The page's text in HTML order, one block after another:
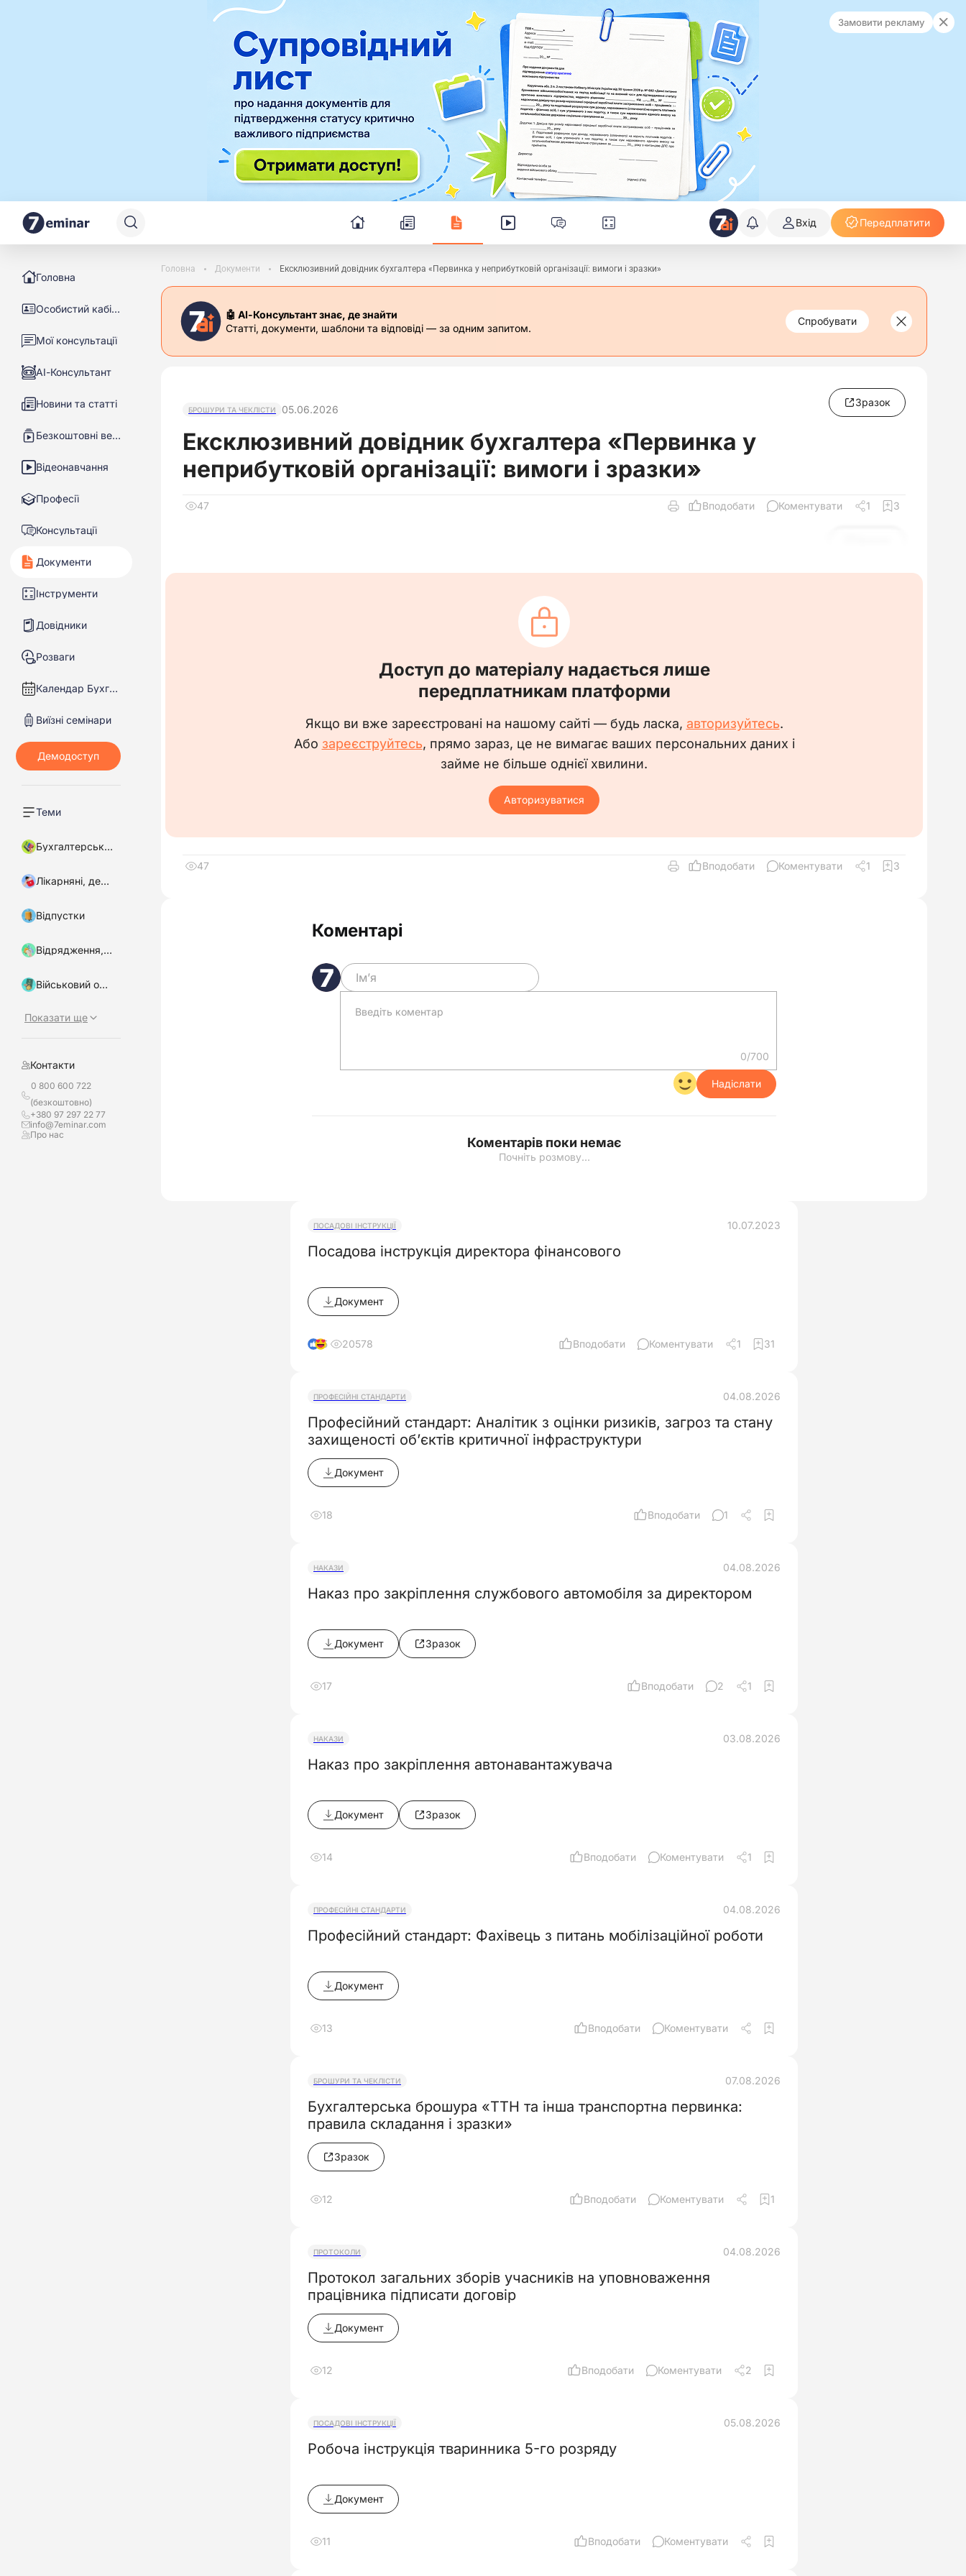
Замовити рекламу
Вхід Передплатити
Головна
Особистий кабінет
Мої консультації
АІ-Консультант
Новини та статті
Безкоштовні вебінари
Відеонавчання
Професії
Консультації
Документи
Інструменти
Довідники
Розваги
Календар Бухгалтера
Виїзні семінари
Теми
Бухгалтерський облік
Лікарняні, декретні
Відпустки
Відрядження, підзвітні кошти
Військовий облік, бронювання
Показати ще
Контакти
0 800 600 722
(безкоштовно)
+380 97 297 22 77
info@7eminar.com
Про нас
Головна Документи Ексклюзивний довідник бухгалтера «Первинка у неприбутковій організації: вимоги і зразки»
🤖 АІ-Консультант знає, де знайти
Статті, документи, шаблони та відповіді — за одним запитом.
Спробувати
БРОШУРИ ТА ЧЕКЛІСТИ 05.06.2026
Зразок
Ексклюзивний довідник бухгалтера «Первинка у
неприбутковій організації: вимоги і зразки»
47 Вподобати Коментувати 1 3
Доступ до матеріалу надається лише
передплатникам платформи
Якщо ви вже зареєстровані на нашому сайті — будь ласка, авторизуйтесь.
Або зареєструйтесь, прямо зараз, це не вимагає ваших персональних даних і
займе не більше однієї хвилини.
Авторизуватися
47 Вподобати Коментувати 1 3
Коментарі
0/700
Надіслати
Коментарів поки немає
Почніть розмову…
ПОСАДОВІ ІНСТРУКЦІЇ 10.07.2023
Посадова інструкція директора фінансового
Документ
5 20578 Вподобати Коментувати 1 31
ПРОФЕСІЙНІ СТАНДАРТИ 04.08.2026
Професійний стандарт: Аналітик з оцінки ризиків, загроз та стану
захищеності об’єктів критичної інфраструктури
Документ
18 Вподобати 1
НАКАЗИ 04.08.2026
Наказ про закріплення службового автомобіля за директором
Документ Зразок
17 Вподобати 2 1
НАКАЗИ 03.08.2026
Наказ про закріплення автонавантажувача
Документ Зразок
14 Вподобати Коментувати 1
ПРОФЕСІЙНІ СТАНДАРТИ 04.08.2026
Професійний стандарт: Фахівець з питань мобілізаційної роботи
Документ
13 Вподобати Коментувати
БРОШУРИ ТА ЧЕКЛІСТИ 07.08.2026
Бухгалтерська брошура «ТТН та інша транспортна первинка:
правила складання і зразки»
Зразок
12 Вподобати Коментувати 1
ПРОТОКОЛИ 04.08.2026
Протокол загальних зборів учасників на уповноваження
працівника підписати договір
Документ
12 Вподобати Коментувати 2
ПОСАДОВІ ІНСТРУКЦІЇ 05.08.2026
Робоча інструкція тваринника 5-го розряду
Документ
11 Вподобати Коментувати